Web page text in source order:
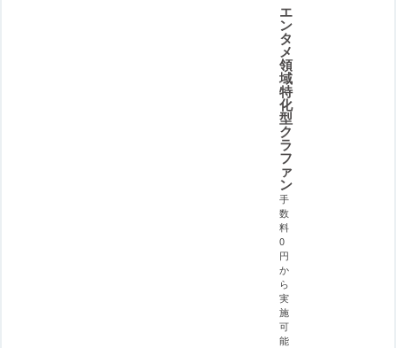
エ
ン
タ
メ
領
域
特
化
型
ク
ラ
フ
ァ
ン
手
数
料
0
円
か
ら
実
施
可
能